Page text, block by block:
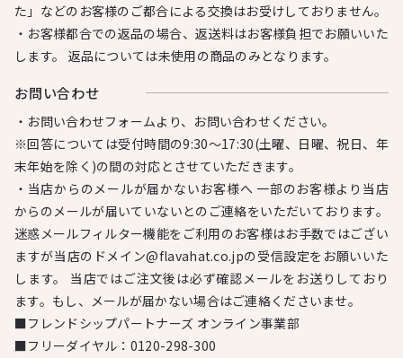
た」などのお客様のご都合による交換はお受けしておりません。
・お客様都合での返品の場合、返送料はお客様負担でお願いいた
します。 返品については未使用の商品のみとなります。
お問い合わせ
・お問い合わせフォームより、お問い合わせください。
※回答については受付時間の9:30～17:30(土曜、日曜、祝日、年
末年始を除く)の間の対応とさせていただきます。
・当店からのメールが届かないお客様へ 一部のお客様より当店
からのメールが届いていないとのご連絡をいただいております。
迷惑メールフィルター機能をご利用のお客様はお手数ではござい
ますが当店のドメイン@flavahat.co.jpの受信設定をお願いいた
します。 当店ではご注文後は必ず確認メールをお送りしており
ます。もし、メールが届かない場合はご連絡くださいませ。
■フレンドシップパートナーズ オンライン事業部
■フリーダイヤル： 0120-298-300